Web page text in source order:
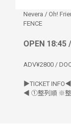
Nevera / Oh!
FENCE
OPEN 18:45
ADV¥2800 /
▶︎TICKET
◀︎ ①整列順 ※整